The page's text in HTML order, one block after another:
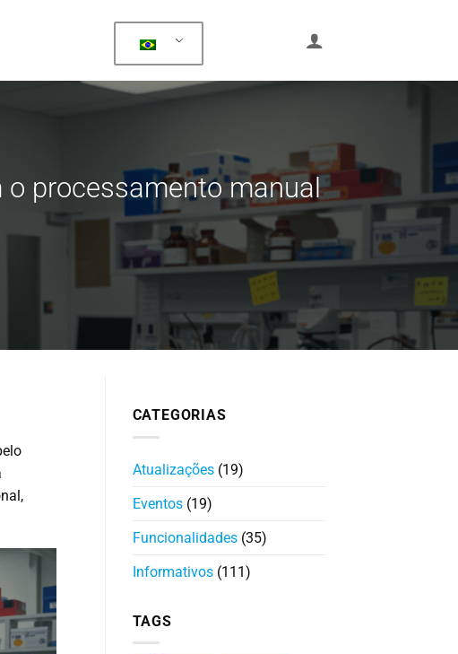
processamento manual
CATEGORIAS
Atualizações(19)
Eventos(19)
Funcionalidades(35)
Informativos(111)
TAGS